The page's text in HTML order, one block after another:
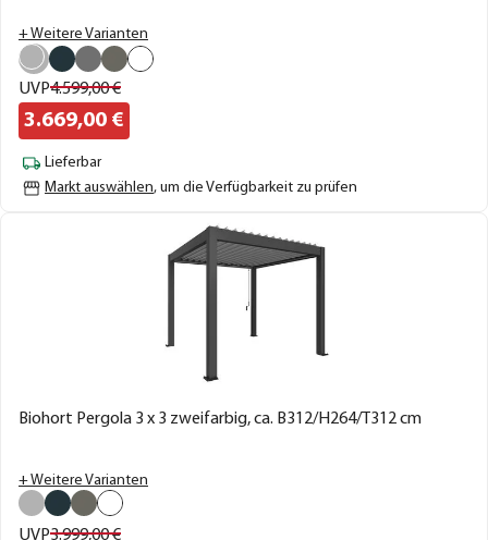
+ Weitere Varianten
UVP4.599,00€
3.669,00 €
Lieferbar
Markt auswählen, um die Verfügbarkeit zu prüfen
Biohort Pergola 3 x 3 zweifarbig, ca. B312/H264/T312 cm
+ Weitere Varianten
UVP3.999,00€